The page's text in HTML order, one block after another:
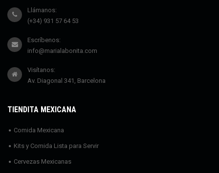
Llámanos:
(+34) 931 57 64 53
Escríbenos:
info@marialabonita.com
Visítanos:
Av. Diagonal 341, Barcelona
TIENDITA MEXICANA
Comida Mexicana
Kits y Comida Lista para Servir
Cervezas Mexicanas